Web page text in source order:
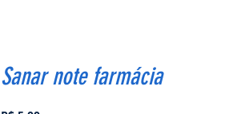
Sanar note farmácia